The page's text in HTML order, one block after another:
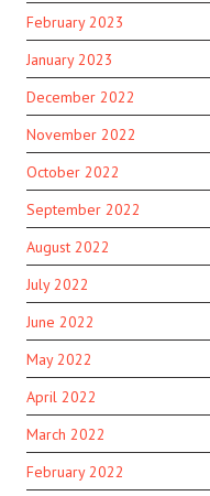
February 2023
January 2023
December 2022
November 2022
October 2022
September 2022
August 2022
July 2022
June 2022
May 2022
April 2022
March 2022
February 2022